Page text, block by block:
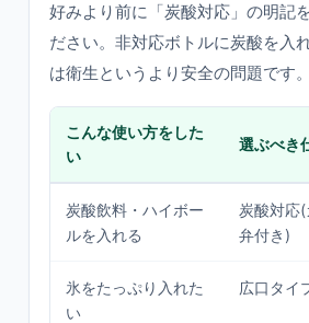
好みより前に「炭酸対応」の明記
ださい。非対応ボトルに炭酸を入
は衛生というより安全の問題です。
こんな使い方をした
い
選ぶべき
炭酸飲料・ハイボー
ルを入れる
炭酸対応(
弁付き)
氷をたっぷり入れた
い
広口タイ